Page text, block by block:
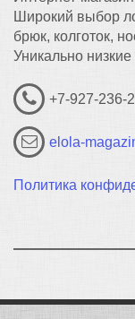
Широкий выбор
брюк, колготок,
Уникально
+7-927-236-
elola-
Политика